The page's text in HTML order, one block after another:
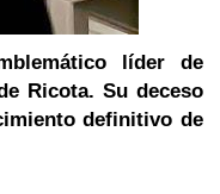
líder de
Ricota. Su deceso
definitivo de